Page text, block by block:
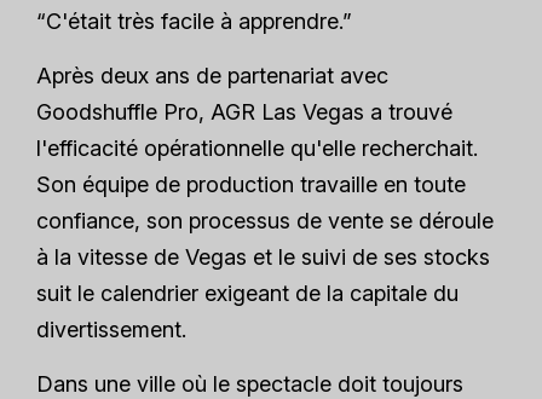
“C'était très facile à apprendre.”
Après deux ans de partenariat avec
Goodshuffle Pro, AGR Las Vegas a trouvé
l'efficacité opérationnelle qu'elle recherchait.
Son équipe de production travaille en toute
confiance, son processus de vente se déroule
à la vitesse de Vegas et le suivi de ses stocks
suit le calendrier exigeant de la capitale du
divertissement.
Dans une ville où le spectacle doit toujours